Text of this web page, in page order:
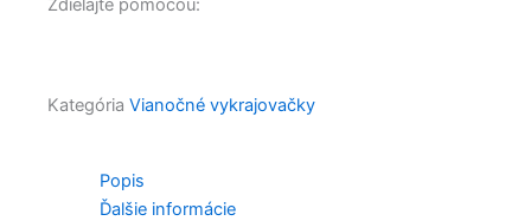
Zdielajte pomocou:
Kategória Vianočné vykrajovačky
Popis
Ďalšie informácie